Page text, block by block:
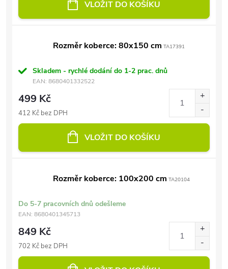
VLOŽIT DO KOŠÍKU
Rozměr koberce: 80x150 cm TA17391
Skladem - rychlé dodání do 1-2 prac. dnů
EAN: 8680401332522
499 Kč
412 Kč bez DPH
VLOŽIT DO KOŠÍKU
Rozměr koberce: 100x200 cm TA20104
Do 5-7 pracovních dnů odešleme
EAN: 8680401345713
849 Kč
702 Kč bez DPH